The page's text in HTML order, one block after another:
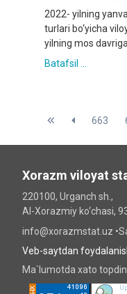
2022- yilning
turlari bo‘yicha
yilning mos
Batafsil ...
663
Xorazm viloyat
220100, Urganch sh.,
Al-Xorazmiy ko‘chаsi,
info@xorazmstat.uz •
Veb-saytdan
Ma`lumotda xato